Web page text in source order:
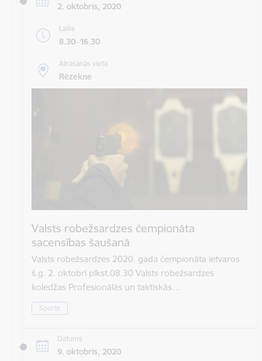
2. oktobris, 2020
Laiks
8.30–16.30
Atrašanās vieta
Rēzekne
Valsts robežsardzes čempionāta
sacensības šaušanā
Valsts robežsardzes 2020. gada čempionāta ietvaros
š.g. 2. oktobrī plkst.08.30 Valsts robežsardzes
koledžas Profesionālās un taktiskās…
Sports
Datums
9. oktobris, 2020